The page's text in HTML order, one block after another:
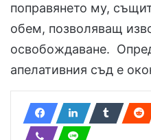
поправянето му,
обем, позволяващ
освобождаване.
апелативния съд е